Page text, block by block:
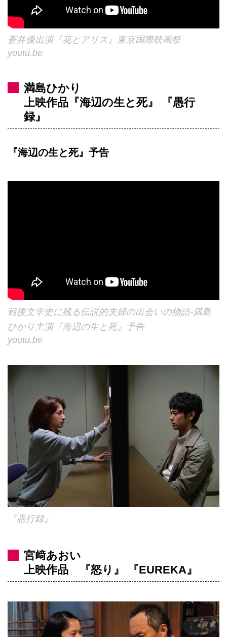
蒼井優出演『花とアリス』東京国際映画祭
youtu.be
満島ひかり
上映作品『海辺の生と死』 『愚行
録』
『海辺の生と死』予告
戦後文学史に残る伝説的夫婦の出会いの物語-満島
ひかり主演『海辺の生と死』予告
youtu.be
『愚行録』
宮﨑あおい
上映作品 『怒り』 『EUREKA』